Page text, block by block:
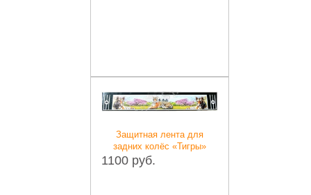
Защитная лента для
задних колёс «Тигры»
1100 руб.